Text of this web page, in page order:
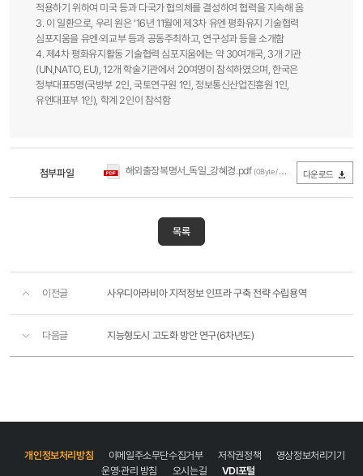
적용하기 위하여 미국 등과 다국가 협의체를 결성하여 협력을 지속해 옴​
3. 이 일환으로, 우리 원은 ‘16년 11월에 제3차 유엔 평화유지 기술협력
심포지움을 유엔·외교부 등과 공동주최하고, 연구성과 등을 소개함​
4. 제4차 평화유지활동 기술협력 심포지움에는 약 30여개국, 3개 기관
(UN,NATO, EU), 12개 학술기관에서 20여명이 참석하였으며, 한국은
정부대표5명(국방부 2인, 국토연구원 1인, 정보통신산업진흥원 1인,
유엔대표부 1인), 학계 2인이 참석함​
첨부파일 해외출장복명서_독일_강혜경.pdf (0Byte / 다운로드 298회) 다운로드
목록
이전글 사우디아라비아 지적정보 인프라 구축 전략 수립용역
다음글 지능형도시 고도화 방안 연구(6차년도)
개인정보처리방침 이메일주소무단수집거부 저작권정책
영상정보처리기기
운영·관리 방침
오시는길 VDI포털